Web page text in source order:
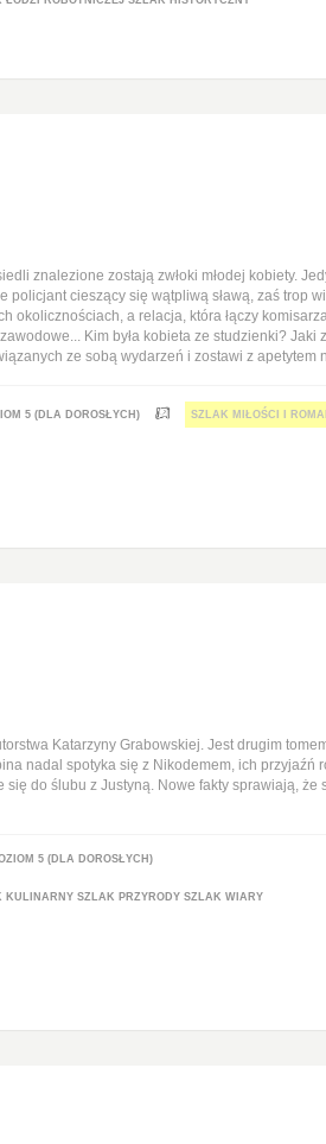
znalezione zostają zwłoki młodej kobiety.
policjant cieszący się wątpliwą sławą, zaś trop
okolicznościach, a relacja, która łączy
Kim była kobieta ze studzienki?
ze sobą wydarzeń i zostawi z apetytem
5 (DLA DOROSŁYCH) SZLAK MIŁOŚCI I
Katarzyny Grabowskiej. Jest drugim
nadal spotyka się z Nikodemem, ich
do ślubu z Justyną. Nowe fakty sprawiają,
5 (DLA DOROSŁYCH)
KULINARNY SZLAK PRZYRODY SZLAK WIARY